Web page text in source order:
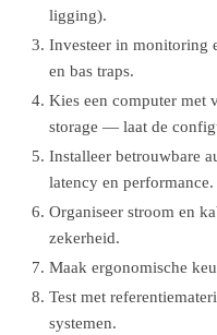
ligging).
Investeer in monitoring
en bas traps.
Kies een computer met
storage — laat de
Installeer betrouwbare
latency en performance.
Organiseer stroom en
zekerheid.
Maak ergonomische
Test met
systemen.